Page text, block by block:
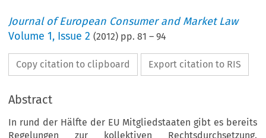
Journal of European Consumer and Market Law
Volume1, Issue 2 (2012) pp.81 –94
Copy citation to clipboard Export citation to RIS
Abstract
In rund der Hälfte der EU Mitgliedstaaten gibt es bereits
Regelungen zur kollektiven Rechtsdurchsetzung.